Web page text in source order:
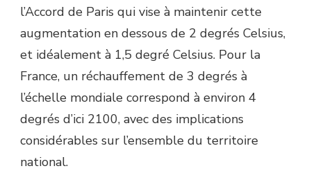
l’Accord de Paris qui vise à maintenir cette
augmentation en dessous de 2 degrés Celsius,
et idéalement à 1,5 degré Celsius. Pour la
France, un réchauffement de 3 degrés à
l’échelle mondiale correspond à environ 4
degrés d’ici 2100, avec des implications
considérables sur l’ensemble du territoire
national.